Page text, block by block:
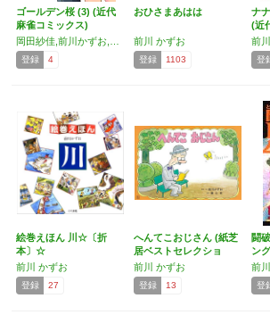
ゴールデン桜 (3) (近代
麻雀コミックス)
登録 4
おひさまあはは
前川 かずお
登録 1103
ナ
(近
前
登
絵巻えほん 川☆〔折
本〕☆
前川 かずお
登録 27
へんてこおじさん (紙芝
居ベストセレクショ
ン…
前川 かずお
登録 13
闘
ン
前
登